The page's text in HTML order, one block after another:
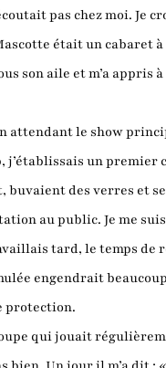
pas chez moi. Je
était un cabaret
son aile et m’a appris
attendant le show
un premier
buvaient des verres et
au public. Je me
tard, le temps de
engendrait
protection.
qui jouait